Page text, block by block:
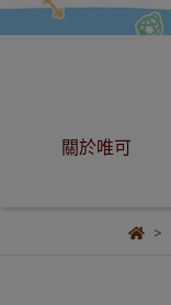
關於唯可